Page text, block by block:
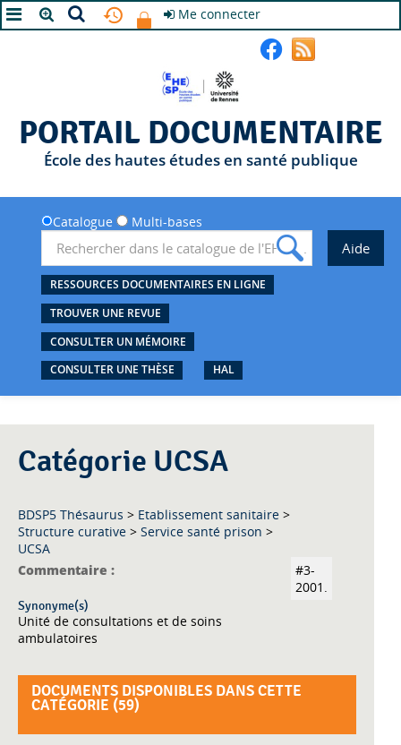
Me connecter
PORTAIL DOCUMENTAIRE
École des hautes études en santé publique
Catalogue Multi-bases
RESSOURCES DOCUMENTAIRES EN LIGNE
TROUVER UNE REVUE
CONSULTER UN MÉMOIRE
CONSULTER UNE THÈSE
HAL
Catégorie UCSA
BDSP5 Thésaurus > Etablissement sanitaire >
Structure curative > Service santé prison >
UCSA
Commentaire :
#3-
2001.
Synonyme(s)
Unité de consultations et de soins
ambulatoires
DOCUMENTS DISPONIBLES DANS CETTE
CATÉGORIE (59)